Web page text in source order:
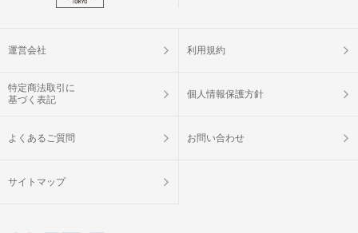
運営会社 利用規約
特定商法取引に
基づく表記
個人情報保護方針
よくあるご質問 お問い合わせ
サイトマップ